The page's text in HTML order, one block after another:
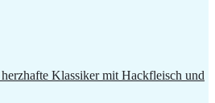
Klassiker mit Hackfleisch und